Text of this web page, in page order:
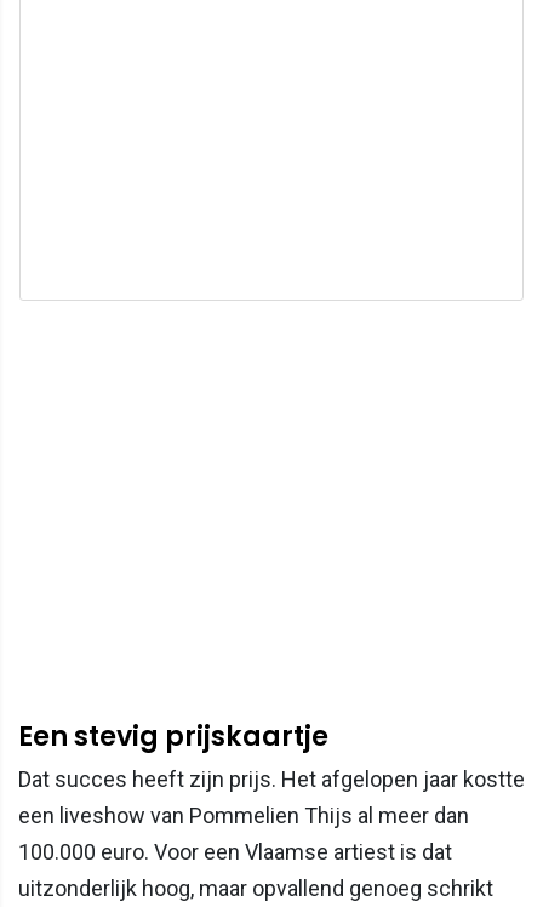
Een stevig prijskaartje
Dat succes heeft zijn prijs. Het afgelopen jaar kostte
een liveshow van Pommelien Thijs al meer dan
100.000 euro. Voor een Vlaamse artiest is dat
uitzonderlijk hoog, maar opvallend genoeg schrikt